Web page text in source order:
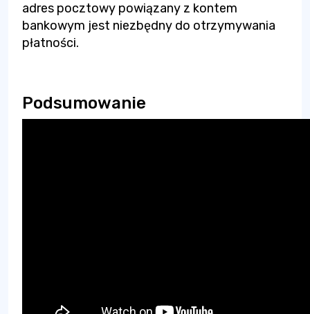
adres pocztowy powiązany z kontem
bankowym jest niezbędny do otrzymywania
płatności.
Podsumowanie